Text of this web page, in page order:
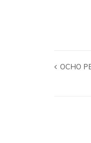
OCHO